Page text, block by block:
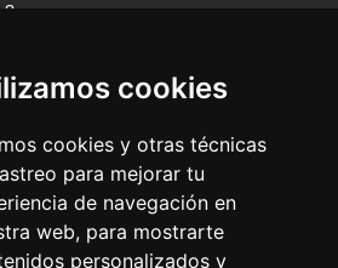
cookies
cookies y otras técnicas
para mejorar tu
de navegación en
web, para mostrarte
personalizados y